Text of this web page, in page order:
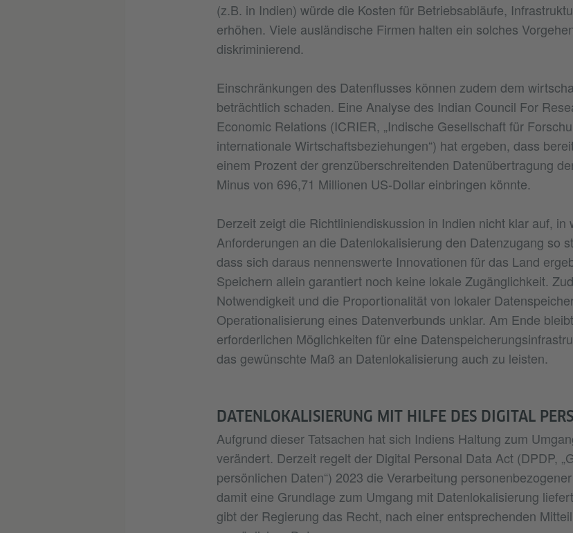
(z.B. in Indien) würde die Kosten für Betriebsabläufe,
erhöhen. Viele ausländische Firmen halten ein solches
diskriminierend.
Einschränkungen des Datenflusses können zudem dem
beträchtlich schaden. Eine Analyse des Indian Council For
Economic Relations (ICRIER, „Indische Gesellschaft für
internationale Wirtschaftsbeziehungen“) hat ergeben, dass
einem Prozent der grenzüberschreitenden Datenübertragung
Minus von 696,71 Millionen US-Dollar einbringen könnte.
Derzeit zeigt die Richtliniendiskussion in Indien nicht klar auf, in
Anforderungen an die Datenlokalisierung den Datenzugang so
dass sich daraus nennenswerte Innovationen für das Land
Speichern allein garantiert noch keine lokale Zugänglichkeit.
Notwendigkeit und die Proportionalität von lokaler
Operationalisierung eines Datenverbunds unklar. Am Ende
erforderlichen Möglichkeiten für eine
das gewünschte Maß an Datenlokalisierung auch zu leisten.
DATENLOKALISIERUNG MIT HILFE DES DIGITAL
Aufgrund dieser Tatsachen hat sich Indiens Haltung zum
verändert. Derzeit regelt der Digital Personal Data Act (DPDP,
persönlichen Daten“) 2023 die Verarbeitung
damit eine Grundlage zum Umgang mit Datenlokalisierung
gibt der Regierung das Recht, nach einer entsprechenden